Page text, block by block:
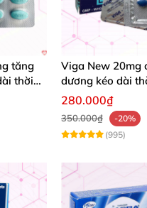
tăng
thời
sớm
Viga New 20mg
dương kéo dài
tăng khoái cảm
280.000₫
350.000₫
-20%
(995)